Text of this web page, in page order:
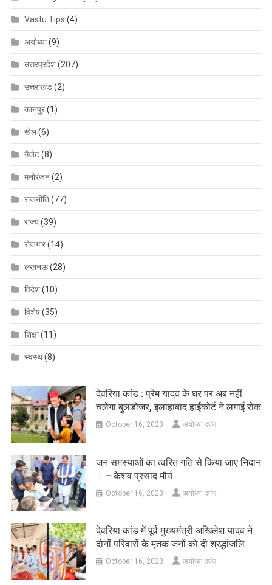
Vastu Tips (4)
अयोध्या(9)
उत्तरप्रदेश(207)
उत्तराखंड(2)
कानपुर(1)
खेल(6)
गैजेट(8)
मनोरंजन(2)
राजनीति(77)
राज्य(39)
रोजगार(14)
लखनऊ(28)
विदेश(10)
विशेष(35)
शिक्षा(11)
स्वस्थ(8)
देवरिया कांड : प्रेम यादव के घर पर अब नहीं
चलेगा बुलडोजर, इलाहाबाद हाईकोर्ट ने लगाई रोक
October 16, 2023 अयोध्या दर्पण
जन समस्याओं का त्वरित गति से किया जाए निदान
। – केशव प्रसाद मौर्य
October 16, 2023 अयोध्या दर्पण
देवरिया कांड में पूर्व मुख्यमंत्री अखिलेश यादव ने
दोनों परिवारों के मृतक जनों को दी श्रद्धांजलि
October 16, 2023 अयोध्या दर्पण